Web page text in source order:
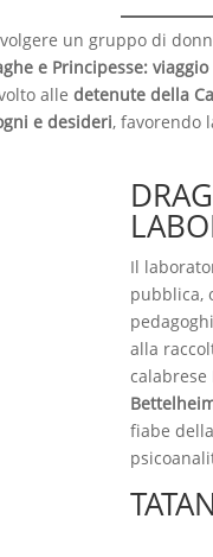
un gruppo di
e Principesse:
alledetenute della
e desideri, favorendo
Il
pubblica,
pedagoghi
alla
fiabe